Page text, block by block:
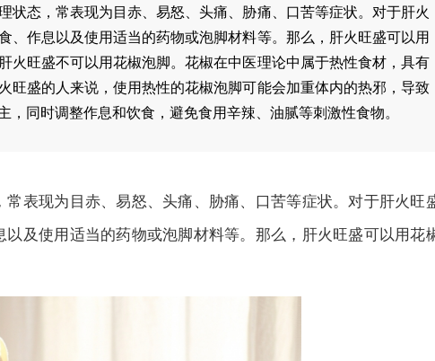
状态，常表现为目赤、易怒、头痛、胁痛、口苦等症状。对于肝火
、作息以及使用适当的药物或泡脚材料等。那么，肝火旺盛可以用
火旺盛不可以用花椒泡脚。花椒在中医理论中属于热性食材，具有
旺盛的人来说，使用热性的花椒泡脚可能会加重体内的热邪，导致
同时调整作息和饮食，避免食用辛辣、油腻等刺激性食物。
现为目赤、易怒、头痛、胁痛、口苦等症状。对于肝火旺
及使用适当的药物或泡脚材料等。那么，肝火旺盛可以用花